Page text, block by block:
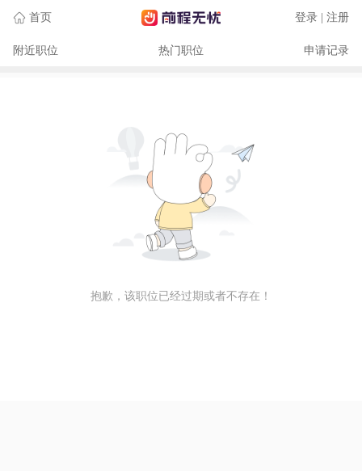
首页 登录 | 注册
附近职位 热门职位 申请记录
抱歉，该职位已经过期或者不存在！